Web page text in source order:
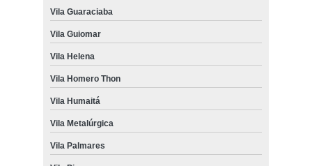
Vila Guaraciaba
Vila Guiomar
Vila Helena
Vila Homero Thon
Vila Humaitá
Vila Metalúrgica
Vila Palmares